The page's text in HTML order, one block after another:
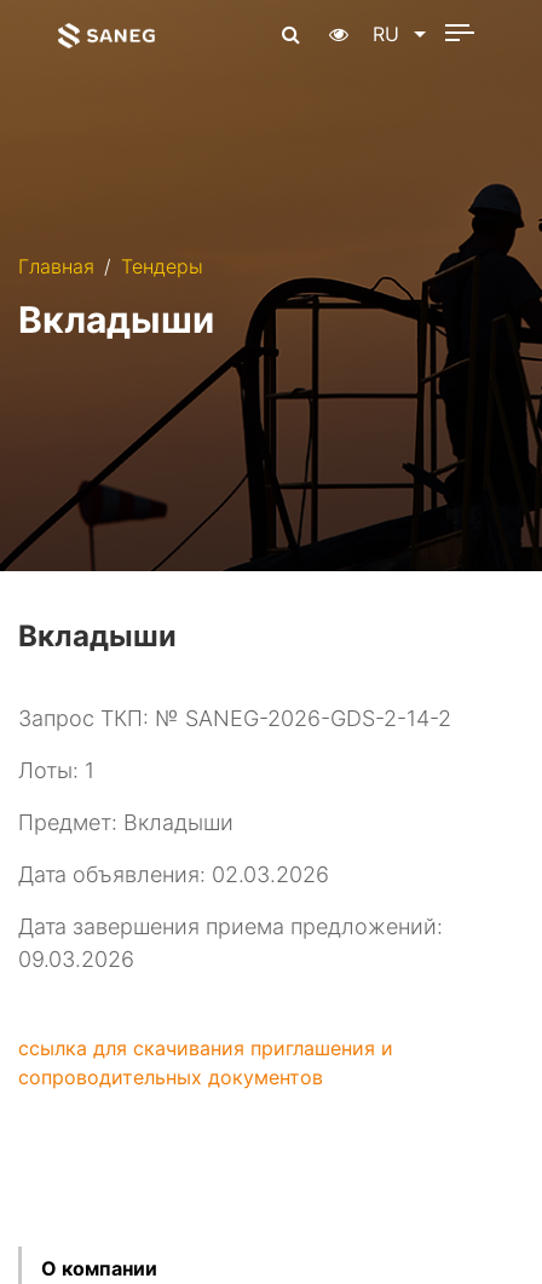
RU
Главная Тендеры
Вкладыши
Вкладыши
Запрос ТКП: № SANEG-2026-GDS-2-14-2
Лоты: 1
Предмет: Вкладыши
Дата объявления: 02.03.2026
Дата завершения приема предложений:
09.03.2026
ссылка для скачивания приглашения и
сопроводительных документов
О компании